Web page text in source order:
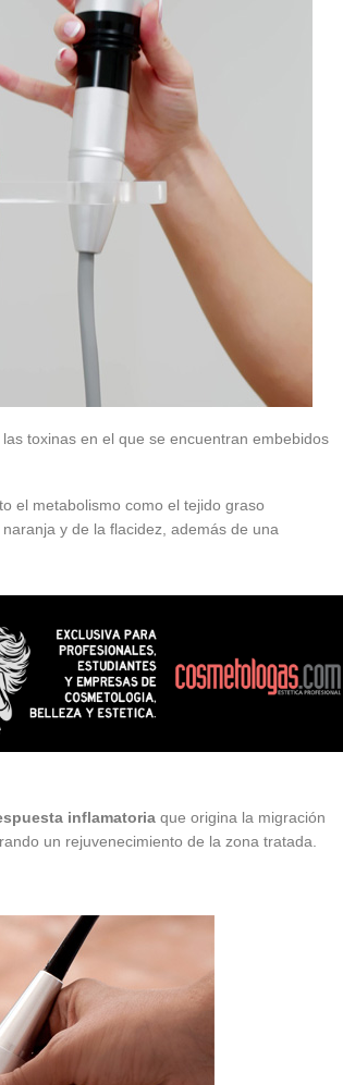
toxinas en el que se encuentran embebidos
el metabolismo como el tejido graso
y de la flacidez, además de una
inflamatoria que origina la migración
un rejuvenecimiento de la zona tratada.